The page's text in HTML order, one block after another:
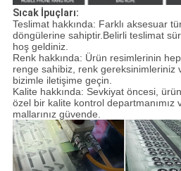
Sıcak İpuçları:
Teslimat hakkında: Farklı aksesuar
döngülerine sahiptir.Belirli teslimat
hoş geldiniz.
Renk hakkında: Ürün resimlerinin
renge sahibiz, renk gereksinimleriniz
bizimle iletişime geçin.
Kalite hakkında: Sevkiyat öncesi,
özel bir kalite kontrol departmanımız
mallarınız güvende.